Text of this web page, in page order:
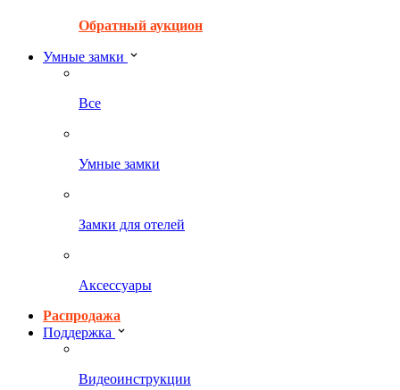
Обратный аукцион
Умные замки
Все
Умные замки
Замки для отелей
Аксессуары
Распродажа
Поддержка
Видеоинструкции